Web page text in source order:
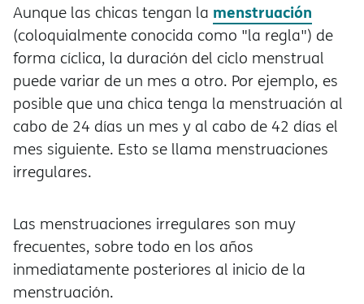
Aunque las chicas tengan la menstruación
(coloquialmente conocida como "la regla") de
forma cíclica, la duración del ciclo menstrual
puede variar de un mes a otro. Por ejemplo, es
posible que una chica tenga la menstruación al
cabo de 24 días un mes y al cabo de 42 días el
mes siguiente. Esto se llama menstruaciones
irregulares.
Las menstruaciones irregulares son muy
frecuentes, sobre todo en los años
inmediatamente posteriores al inicio de la
menstruación.